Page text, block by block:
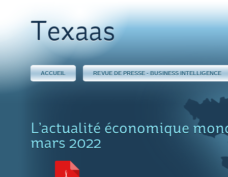
Texaas
ACCUEIL REVUE DE PRESSE - BUSINESS INTELLIGENCE
L’actualité économique
mars 2022